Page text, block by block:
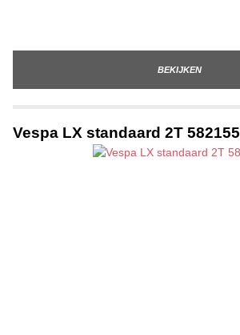
BEKIJKEN
Vespa LX standaard 2T 582155